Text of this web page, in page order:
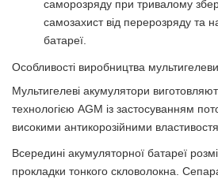
саморозряду при тривалому
самозахист від перерозряду та
батареї.
Особливості виробництва
Мультигелеві акумулятори
технологією AGM із застосуванням
високими антикорозійними
Всередині акумуляторної батареї
прокладки тонкого скловолокна.